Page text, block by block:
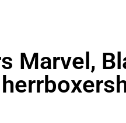
Marvel,